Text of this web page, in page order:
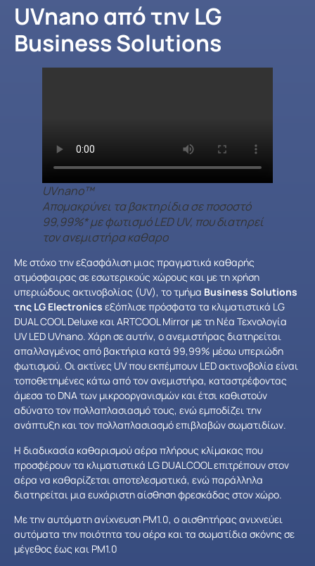
UVnano από την LG
Business Solutions
UVnano™
Απομακρύνει τα βακτηρίδια σε ποσοστό
99,99%* με φωτισμό LED UV, που διατηρεί
τον ανεμιστήρα καθαρο
Με στόχο την εξασφάλιση μιας πραγματικά καθαρής
ατμόσφαιρας σε εσωτερικούς χώρους και με τη χρήση
υπεριώδους ακτινοβολίας (UV), το τμήμα Business Solutions
της LG Electronics εξόπλισε πρόσφατα τα κλιματιστικά LG
DUAL COOL Deluxe και ARTCOOL Mirror με τη Νέα Τεχνολογία
UV LED UVnano. Χάρη σε αυτήν, ο ανεμιστήρας διατηρείται
απαλλαγμένος από βακτήρια κατά 99,99% μέσω υπεριώδη
φωτισμού. Οι ακτίνες UV που εκπέμπουν LED ακτινοβολία είναι
τοποθετημένες κάτω από τον ανεμιστήρα, καταστρέφοντας
άμεσα το DNA των μικροοργανισμών και έτσι καθιστούν
αδύνατο τον πολλαπλασιασμό τους, ενώ εμποδίζει την
ανάπτυξη και τον πολλαπλασιασμό επιβλαβών σωματιδίων.
Η διαδικασία καθαρισμού αέρα πλήρους κλίμακας που
προσφέρουν τα κλιματιστικά LG DUALCOOL επιτρέπουν στον
αέρα να καθαρίζεται αποτελεσματικά, ενώ παράλληλα
διατηρείται μια ευχάριστη αίσθηση φρεσκάδας στον χώρο.
Με την αυτόματη ανίχνευση PM1.0, ο αισθητήρας ανιχνεύει
αυτόματα την ποιότητα του αέρα και τα σωματίδια σκόνης σε
μέγεθος έως και PM1.0